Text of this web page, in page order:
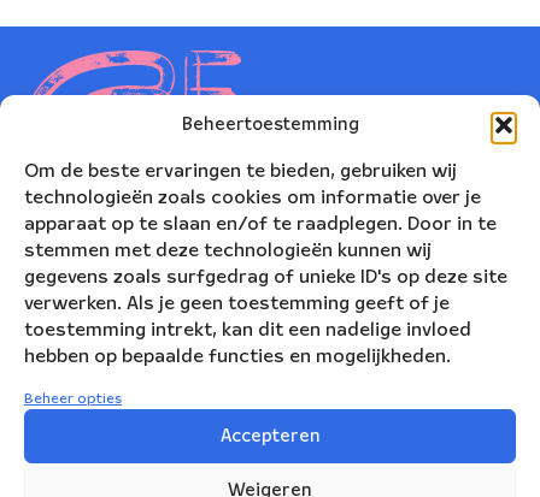
Beheertoestemming
Om de beste ervaringen te bieden, gebruiken wij
technologieën zoals cookies om informatie over je
apparaat op te slaan en/of te raadplegen. Door in te
stemmen met deze technologieën kunnen wij
gegevens zoals surfgedrag of unieke ID's op deze site
verwerken. Als je geen toestemming geeft of je
toestemming intrekt, kan dit een nadelige invloed
hebben op bepaalde functies en mogelijkheden.
Beheer opties
Accepteren
Weigeren
Nederlands Blazers Ensemble
Korte Leidsedwarsstraat 12